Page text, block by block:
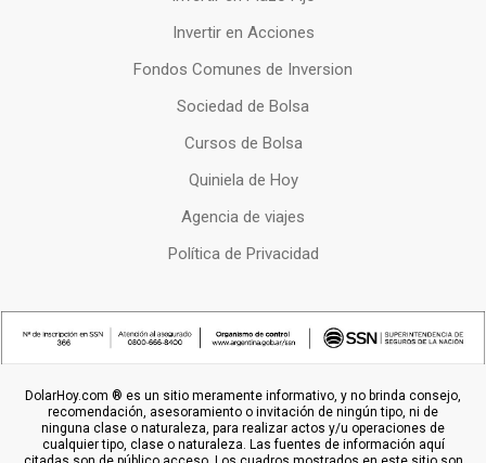
Invertir en Acciones
Fondos Comunes de Inversion
Sociedad de Bolsa
Cursos de Bolsa
Quiniela de Hoy
Agencia de viajes
Política de Privacidad
DolarHoy.com ® es un sitio meramente informativo, y no brinda consejo,
recomendación, asesoramiento o invitación de ningún tipo, ni de
ninguna clase o naturaleza, para realizar actos y/u operaciones de
cualquier tipo, clase o naturaleza. Las fuentes de información aquí